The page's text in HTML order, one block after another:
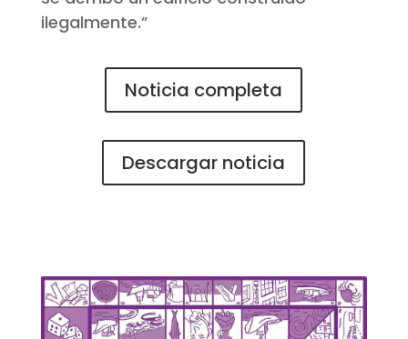
ilegalmente.”
Noticia completa
Descargar noticia